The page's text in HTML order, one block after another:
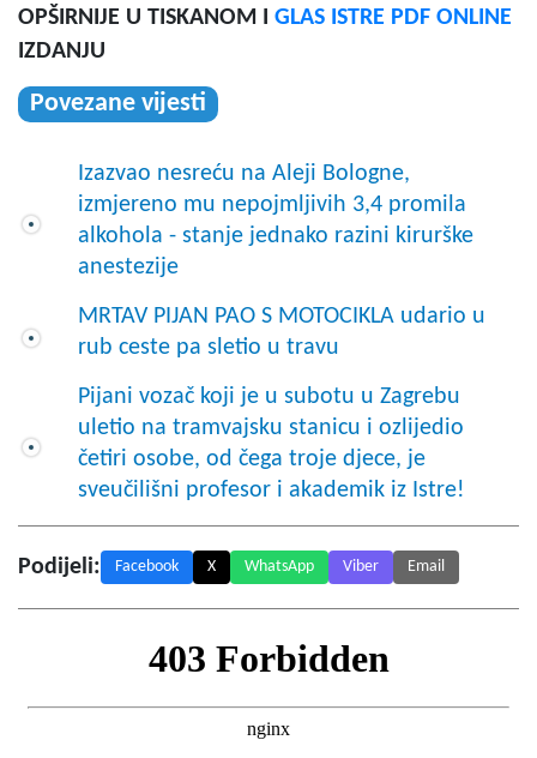
OPŠIRNIJE U TISKANOM I GLAS ISTRE PDF ONLINE
IZDANJU
Povezane vijesti
Izazvao nesreću na Aleji Bologne,
izmjereno mu nepojmljivih 3,4 promila
alkohola - stanje jednako razini kirurške
anestezije
MRTAV PIJAN PAO S MOTOCIKLA udario u
rub ceste pa sletio u travu
Pijani vozač koji je u subotu u Zagrebu
uletio na tramvajsku stanicu i ozlijedio
četiri osobe, od čega troje djece, je
sveučilišni profesor i akademik iz Istre!
Podijeli: Facebook X WhatsApp Viber Email